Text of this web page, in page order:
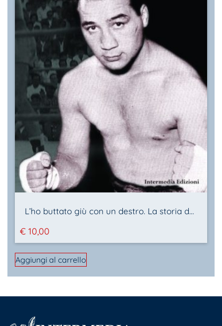
L’ho buttato giù con un destro. La storia del campione Luigi Malè
€ 10,00
Aggiungi al carrello